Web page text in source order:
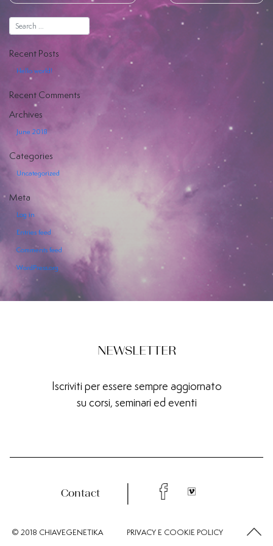
Hiya
EVENTI
SERVIZI
Recent Posts
Hello world!
Recent Comments
Archives
June 2018
Categories
Uncategorized
Meta
Log in
Entries feed
Comments feed
WordPress.org
NEWSLETTER
Iscriviti per essere sempre aggiornato
su corsi, seminari ed eventi
Contact
© 2018 CHIAVEGENETIKA PRIVACYE COOKIEPOLICY